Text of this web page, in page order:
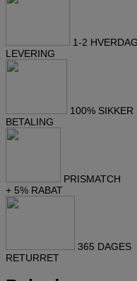
1-2
LEVERING
100% SIKKER
BETALING
PRISMATCH
+ 5% RABAT
365 DAGES
RETURRET